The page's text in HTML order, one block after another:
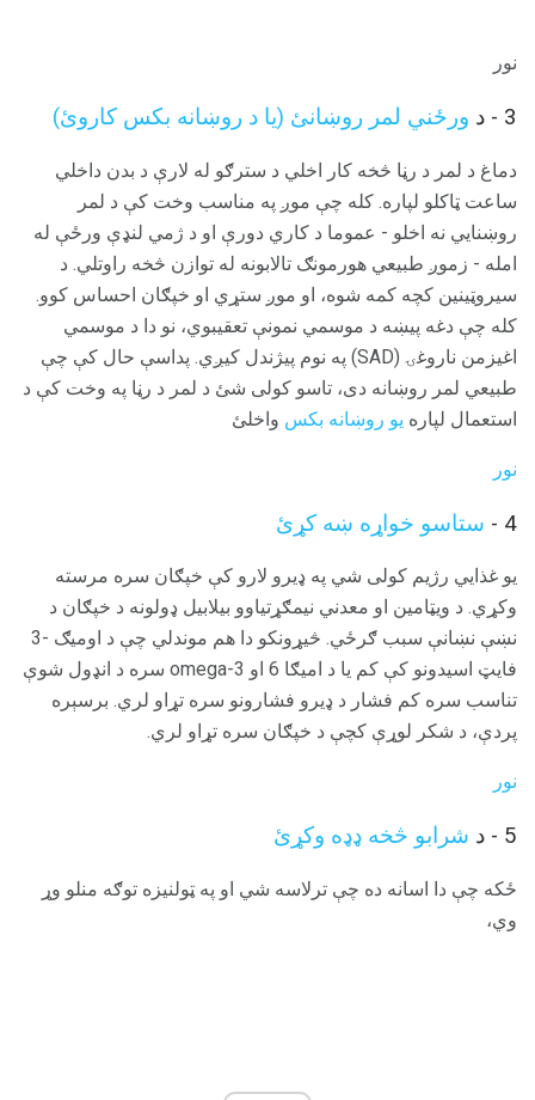
نور
3 - د ورځني لمر روښانئ (یا د روښانه بکس کاروئ)
دماغ د لمر د رڼا څخه کار اخلي د سترګو له لارې د بدن داخلي
ساعت ټاکلو لپاره. کله چې موږ په مناسب وخت کې د لمر
روښنايي نه اخلو - عموما د کاري دورې او د ژمي لنډې ورځې له
امله - زموږ طبیعي هورمونګ تالابونه له توازن څخه راوتلي. د
سیروټینین کچه کمه شوه، او موږ ستړي او خپګان احساس کوو.
کله چې دغه پیښه د موسمي نمونې تعقیبوي، نو دا د موسمي
اغیزمن ناروغۍ (SAD) په نوم پیژندل کیږي. پداسې حال کې چې
طبیعي لمر روښانه دی، تاسو کولی شئ د لمر د رڼا په وخت کې د
استعمال لپاره یو روښانه بکس واخلئ
نور
4 - ستاسو خواړه ښه کړئ
یو غذايي رژیم کولی شي په ډیرو لارو کې خپګان سره مرسته
وکړي. د ویټامین او معدني نیمګړتیاوو بیلابیل ډولونه د خپګان د
نښې نښانې سبب ګرځي. څیړونکو دا هم موندلي چې د اومیګ -3
فایټ اسیدونو کې کم یا د امیګا 6 او omega-3 سره د انډول شوې
تناسب سره کم فشار د ډیرو فشارونو سره تړاو لري. برسېره
پردې، د شکر لوړې کچې د خپګان سره تړاو لري.
نور
5 - د شرابو څخه ډډه وکړئ
ځکه چې دا اسانه ده چې ترلاسه شي او په ټولنیزه توګه منلو وړ
وي،